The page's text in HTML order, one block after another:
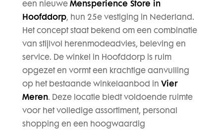
een nieuwe Mensperience Store in
Hoofddorp, hun 25e vestiging in Nederland.
Het concept staat bekend om een combinatie
van stijlvol herenmodeadvies, beleving en
service. De winkel in Hoofddorp is ruim
opgezet en vormt een krachtige aanvulling
op het bestaande winkelaanbod in Vier
Meren. Deze locatie biedt voldoende ruimte
voor het volledige assortiment, personal
shopping en een hoogwaardig